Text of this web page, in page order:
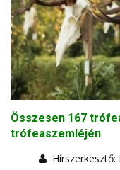
Összesen 167
trófeaszemléjén
Hírszerkesztő: